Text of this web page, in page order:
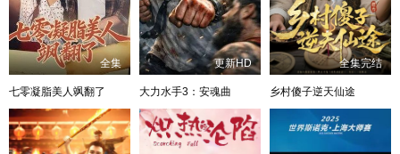
全集
七零凝脂美人飒翻了
更新HD
大力水手3：安魂曲
全集完结
乡村傻子逆天仙途